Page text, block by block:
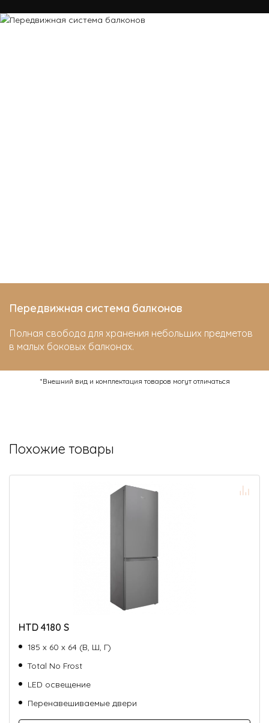
Передвижная система балконов
Полная свобода для хранения небольших предметов
в малых боковых балконах.
*Внешний вид и комплектация товаров могут отличаться
Похожие товары
HTD 4180 S
185 х 60 х 64 (В, Ш, Г)
Total No Frost
LED освещение
Перенавешиваемые двери